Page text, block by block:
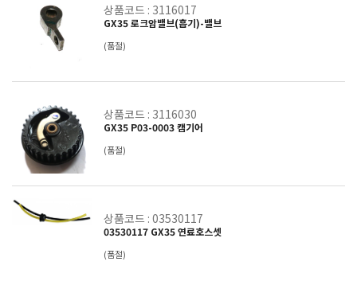
상품코드 : 3116017
GX35 로크암밸브(흡기)-밸브
(품절)
상품코드 : 3116030
GX35 P03-0003 캠기어
(품절)
상품코드 : 03530117
03530117 GX35 연료호스셋
(품절)